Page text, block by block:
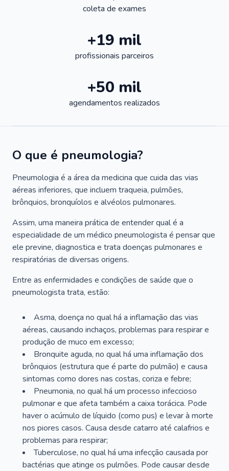
coleta de exames
+19 mil
profissionais parceiros
+50 mil
agendamentos realizados
O que é pneumologia?
Pneumologia é a área da medicina que cuida das vias
aéreas inferiores, que incluem traqueia, pulmões,
brônquios, bronquíolos e alvéolos pulmonares.
Assim, uma maneira prática de entender qual é a
especialidade de um médico pneumologista é pensar que
ele previne, diagnostica e trata doenças pulmonares e
respiratórias de diversas origens.
Entre as enfermidades e condições de saúde que o
pneumologista trata, estão:
Asma, doença no qual há a inflamação das vias
aéreas, causando inchaços, problemas para respirar e
produção de muco em excesso;
Bronquite aguda, no qual há uma inflamação dos
brônquios (estrutura que é parte do pulmão) e causa
sintomas como dores nas costas, coriza e febre;
Pneumonia, no qual há um processo infeccioso
pulmonar e que afeta também a caixa torácica. Pode
haver o acúmulo de líquido (como pus) e levar à morte
nos piores casos. Causa desde catarro até calafrios e
problemas para respirar;
Tuberculose, no qual há uma infecção causada por
bactérias que atinge os pulmões. Pode causar desde